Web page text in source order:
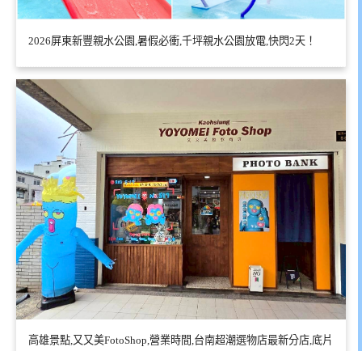
2026屏東新豐親水公園,暑假必衝,千坪親水公園放電,快閃2天！
高雄景點,又又美FotoShop,營業時間,台南超潮選物店最新分店,底片